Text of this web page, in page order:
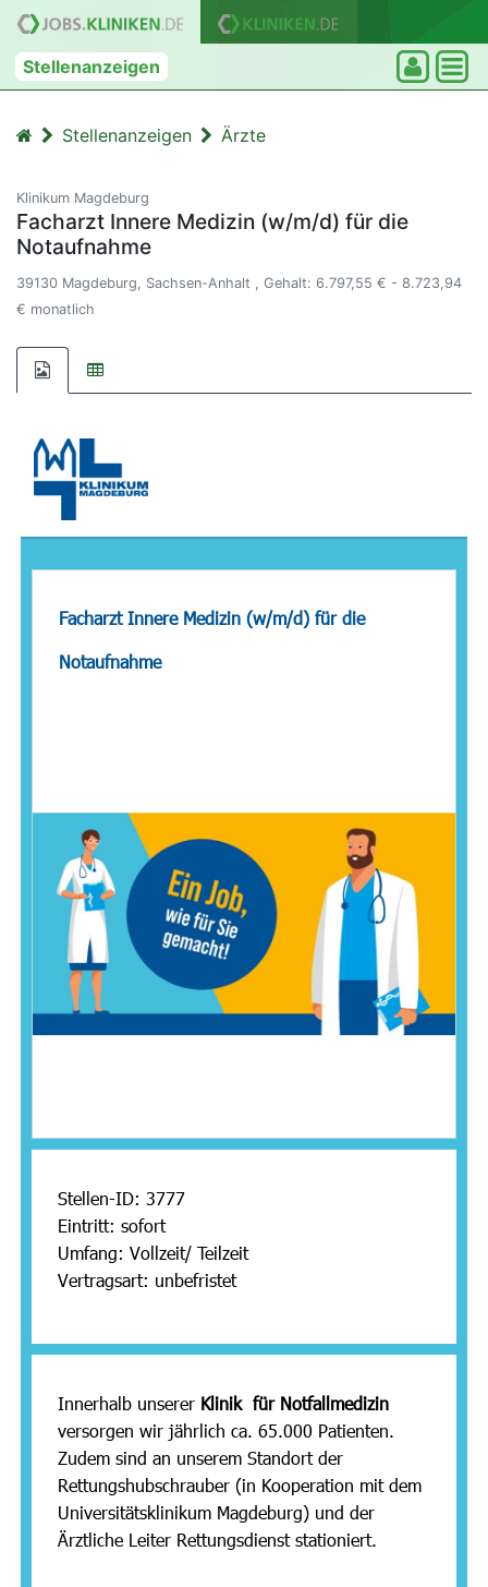
Stellenanzeigen
Stellenanzeigen Ärzte
Klinikum Magdeburg
Facharzt Innere Medizin (w/m/d) für die
Notaufnahme
39130 Magdeburg, Sachsen-Anhalt , Gehalt: 6.797,55 € - 8.723,94
€ monatlich